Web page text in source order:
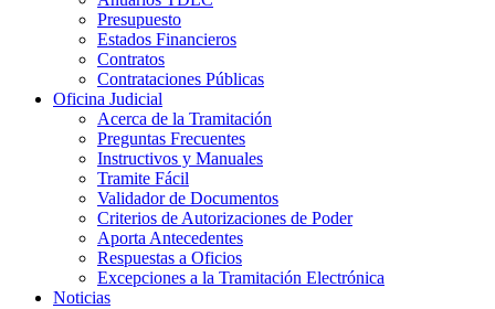
Presupuesto
Estados Financieros
Contratos
Contrataciones Públicas
Oficina Judicial
Acerca de la Tramitación
Preguntas Frecuentes
Instructivos y Manuales
Tramite Fácil
Validador de Documentos
Criterios de Autorizaciones de Poder
Aporta Antecedentes
Respuestas a Oficios
Excepciones a la Tramitación Electrónica
Noticias